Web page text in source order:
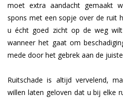
moet extra aandacht gemaakt
spons met een sopje over de ruit
u écht goed zicht op de weg
wanneer het gaat om
mede door het gebrek aan de
Ruitschade is altijd vervelend,
willen laten geloven dat u bij elke